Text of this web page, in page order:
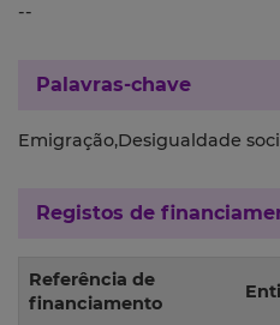
--
Palavras-chave
Emigração,Desigualdade
Registos de
Referência de
financiamento